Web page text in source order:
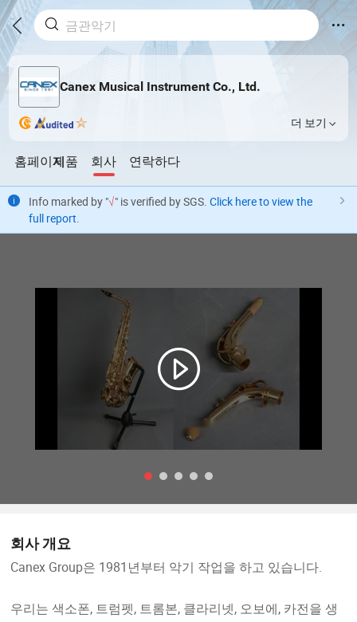
Canex Musical Instrument Co., Ltd.
더 보기
홈페이지제품 회사 연락하다
Info marked by "√" is verified by SGS. Click here to view the
full report.
회사 개요
Canex Group은 1981년부터 악기 작업을 하고 있습니다.
우리는 색소폰, 트럼펫, 트롬본, 클라리넷, 오보에, 카전을 생